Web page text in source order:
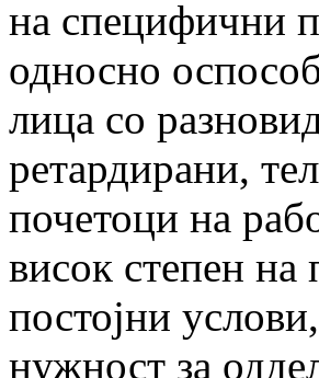
на специфични
односно
лица со
ретардирани,
почетоци на
висок степен
постојни
нужност за